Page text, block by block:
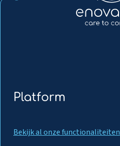
Platform
Bekijk al onze functionaliteiten